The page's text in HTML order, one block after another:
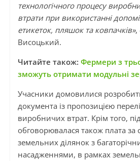
технологічного процесу
втрати при використанні
етикеток, пляшок та ковпачків»,
Висоцький.
Читайте також: Фермери з
зможуть отримати модульні
Учасники домовилися
документа із пропозицією
виробничих втрат. Крім того, під
обговорювалася також плата за
земельних ділянок з
насадженнями, в рамках